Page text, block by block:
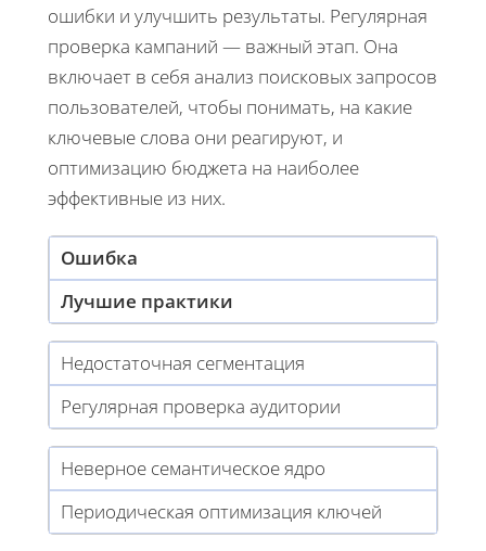
ошибки и улучшить результаты. Регулярная
проверка кампаний — важный этап. Она
включает в себя анализ поисковых запросов
пользователей, чтобы понимать, на какие
ключевые слова они реагируют, и
оптимизацию бюджета на наиболее
эффективные из них.
Ошибка
Лучшие практики
Недостаточная сегментация
Регулярная проверка аудитории
Неверное семантическое ядро
Периодическая оптимизация ключей